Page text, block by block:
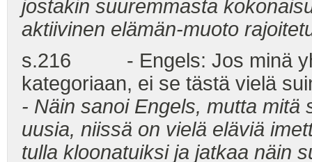
jostakin suuremmasta
aktiivinen elämän-muoto
s.216 - Engels: Jos minä
kategoriaan, ei se tästä vielä
- Näin sanoi Engels, mutta
uusia, niissä on vielä eläviä
tulla kloonatuiksi ja jatkaa näin